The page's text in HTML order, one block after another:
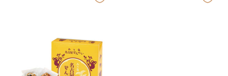
バレンタインチョコレート